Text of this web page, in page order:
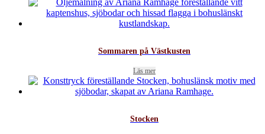
Sommaren på Västkusten
Läs mer
Stocken